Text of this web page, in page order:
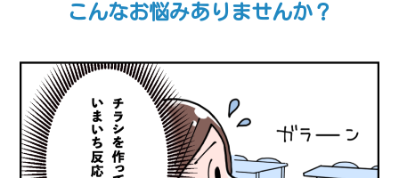
こんなお悩みありませんか？